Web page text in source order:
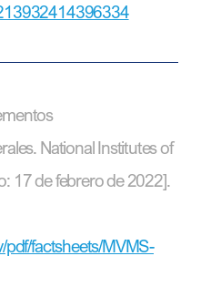
National Institutes of
17 de febrero de 2022].
factsheets/MVMS-